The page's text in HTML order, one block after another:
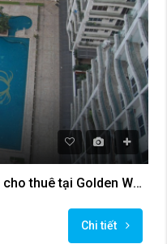
Căn hộ 4 phòng ngủ, view Hồ cho thuê tại Golden Westlake, Ba Đình
Chi tiết